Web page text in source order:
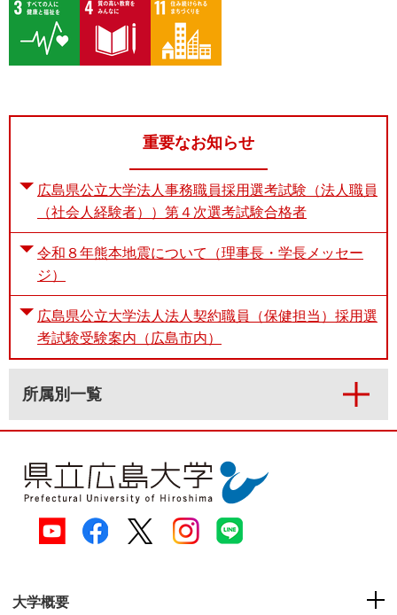
重要なお知らせ
広島県公立大学法人事務職員採用選考試験（法人職員
（社会人経験者））第４次選考試験合格者
令和８年熊本地震について（理事長・学長メッセー
ジ）
広島県公立大学法人法人契約職員（保健担当）採用選
考試験受験案内（広島市内）
所属別一覧
大学概要